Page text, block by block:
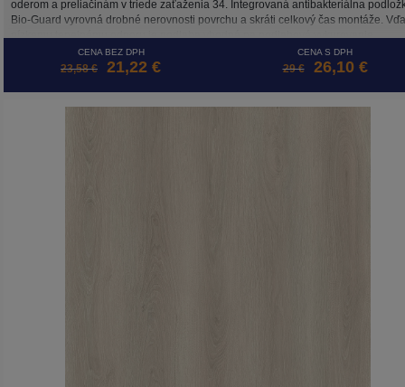
oderom a preliačinám v triede zaťaženia 34. Integrovaná antibakteriálna
Bio-Guard vyrovná drobné nerovnosti povrchu a skráti celkový čas montáže.
Povrchová úprava UV Coating zachováva farebnú stálosť podlahy po dlhé roky.
obsahu formaldehydu a ftalátov s certifikátom emisií prchavých látok triedy A+,
Republic Floor na použitie v domácom, ale aj komerčnom prostredí s vysokým
CENA BEZ DPH
23,58 € 21,22 €
CENA S DPH
29 € 26,10 €